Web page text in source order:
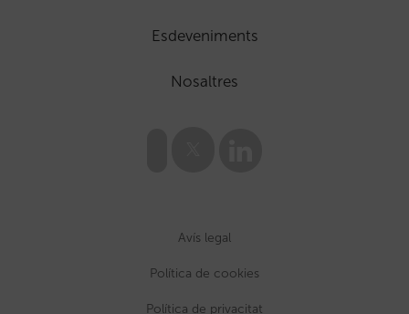
Esdeveniments
Nosaltres
Avís legal
Política de cookies
Política de privacitat